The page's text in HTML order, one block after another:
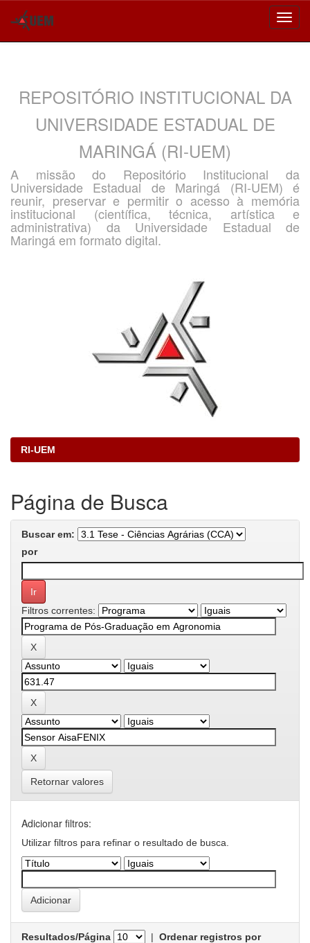
REPOSITÓRIO INSTITUCIONAL DA
UNIVERSIDADE ESTADUAL DE
MARINGÁ (RI-UEM)
A missão do Repositório Institucional da
Universidade Estadual de Maringá (RI-UEM) é
reunir, preservar e permitir o acesso à memória
institucional (científica, técnica, artística e
administrativa) da Universidade Estadual de
Maringá em formato digital.
RI-UEM
Página de Busca
Buscar em:
por
Filtros correntes:
Retornar valores
Adicionar filtros:
Utilizar filtros para refinar o resultado de busca.
Resultados/Página | Ordenar registros por